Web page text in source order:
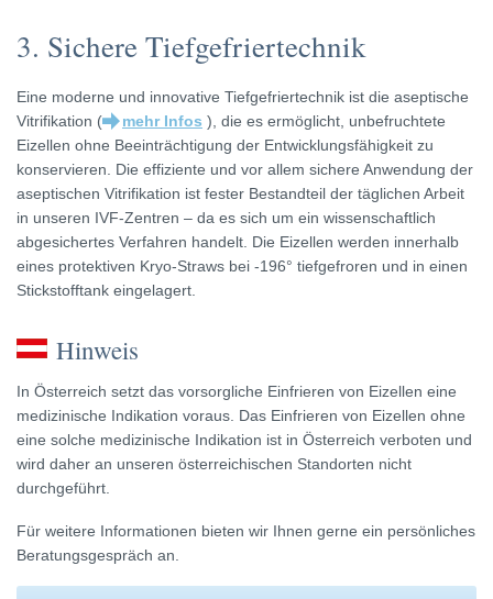
3. Sichere Tiefgefriertechnik
Eine moderne und innovative Tiefgefriertechnik ist die aseptische
Vitrifikation (
mehr Infos ), die es ermöglicht, unbefruchtete
Eizellen ohne Beeinträchtigung der Entwicklungsfähigkeit zu
konservieren. Die effiziente und vor allem sichere Anwendung der
aseptischen Vitrifikation ist fester Bestandteil der täglichen Arbeit
in unseren IVF-Zentren – da es sich um ein wissenschaftlich
abgesichertes Verfahren handelt. Die Eizellen werden innerhalb
eines protektiven Kryo-Straws bei -196° tiefgefroren und in einen
Stickstofftank eingelagert.
Hinweis
In Österreich setzt das vorsorgliche Einfrieren von Eizellen eine
medizinische Indikation voraus. Das Einfrieren von Eizellen ohne
eine solche medizinische Indikation ist in Österreich verboten und
wird daher an unseren österreichischen Standorten nicht
durchgeführt.
Für weitere Informationen bieten wir Ihnen gerne ein persönliches
Beratungsgespräch an.